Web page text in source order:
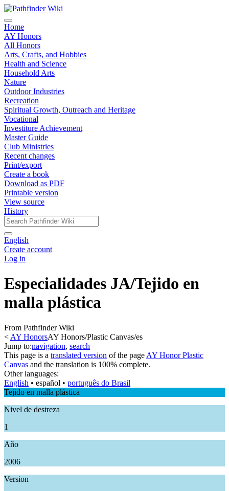
Home
AY Honors
All Honors
Arts, Crafts, and Hobbies
Health and Science
Household Arts
Nature
Outdoor Industries
Recreation
Spiritual Growth, Outreach and Heritage
Vocational
Investiture Achievement
Master Guide
Club Ministries
Recent changes
Print/export
Create a book
Download as PDF
Printable version
View source
History
English
Create account
Log in
Especialidades JA/Tejido en
malla plástica
From Pathfinder Wiki
< AY HonorsAY Honors/Plastic Canvas/es
Jump to:navigation, search
This page is a translated version of the page AY Honor Plastic
Canvas and the translation is 100% complete.
Other languages:
English • ‎ español • ‎ português do Brasil
Tejido en malla plástica
Nivel de destreza
1
Año
2006
Version